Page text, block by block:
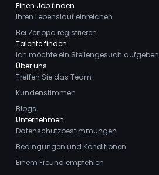
Einen Job finden
Ihren Lebenslauf einreichen
Bei Zenopa registrieren
Talente finden
Ich möchte ein Stellengesuch aufgeben
Über uns
Treffen Sie das Team
Kundenstimmen
Blogs
Unternehmen
Datenschutzbestimmungen
Bedingungen und Konditionen
Einem Freund empfehlen